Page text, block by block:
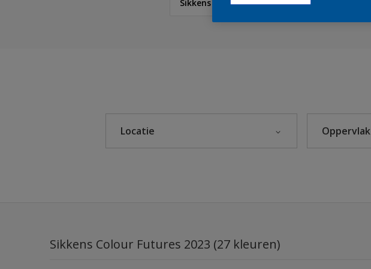
Sikkens Colour Futures 2023
Sikkens Colour Futures 2024
Locatie Oppervlak
Sikkens Colour Futures 2023 (27 kleuren)